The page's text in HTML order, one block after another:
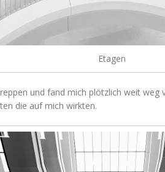
Etagen
und fand mich plötzlich weit weg
die auf mich wirkten.